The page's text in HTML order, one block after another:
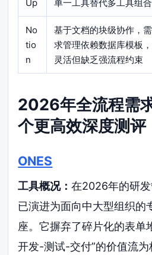
Up 单一工具替代多工具组合
No
tio
n
基于文档的块级协作，需
求管理依赖数据库模板，
灵活但缺乏强流程约束
2026年全流程需
个更高效深度测评
ONES
工具概况：在2026年的研
已演进为面向中大型组织的
座。它摒弃了碎片化的表单
开发-测试-交付”的价值流